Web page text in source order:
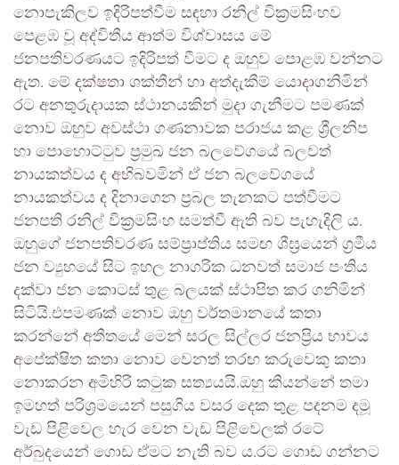
නොපැකිලව ඉදිරිපත්වීම සඳහා රනිල් වික්‍රමසිංහව
පෙළඹ වූ අද්විතීය ආත්ම විශ්වාසය මේ
ජනපතිවරණයට ඉදිරිපත් වීමට ද ඔහුව පොළඹ වන්නට
ඇත. මේ දක්ෂතා ශක්තීන් හා අත්දැකීම් යොදාගනිමින්
රට අනතුරුදායක ස්ථානයකින් මුදා ගැනීමට පමණක්
නොව ඔහුව අවස්ථා ගණනාවක පරාජය කළ ශ්‍රීලනිප
හා පොහොට්ටුව ප්‍රමුඛ ජන බලවේගයේ බලවත්
නායකත්වය ද අභිබවමින් ඒ ජන බලවේගයේ
නායකත්වය ද දිනාගෙන ප්‍රබල තැනකට පත්වීමට
ජනපති රනිල් වික්‍රමසිංහ සමත්වී ඇති බව පැහැදිලි ය.
ඔහුගේ ජනපතිවරණ සම්ප්‍රාප්තිය සමඟ ශීඝ්‍රයෙන් ග්‍රමීය
ජන ව්‍යුහයේ සිට ඉහල නාගරික ධනවත් සමාජ පංතිය
දක්වා ජන කොටස් තුළ බලයක් ස්ථාපිත කර ගනිමින්
සිටියි.එපමණක් නොව ඔහු වර්තමානයේ කතා
කරන්නේ අතීතයේ මෙන් සරල සිල්ලර ජනප්‍රිය භාවය
අපේක්ෂිත කතා නොව වෙනත් තරඟ කරුවෙකු කතා
නොකරන අමිහිරි කටුක සත්‍යයයි.ඔහු කියන්නේ තමා
ඉමහත් පරිශ්‍රමයෙන් පසුගිය වසර දෙක තුළ පදනම දමූ
වැඩ පිළිවෙල හැර වෙන වැඩ පිළිවෙලක් රටේ
අර්බුදයෙන් ගොඩ ඒමට නැති බව ය.රට ගොඩ ගන්නට